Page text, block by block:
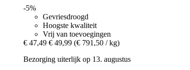
-5%
Gevriesdroogd
Hoogste kwaliteit
Vrij van toevoegingen
€ 47,49 € 49,99 (€ 791,50 / kg)
Bezorging uiterlijk op 13. augustus